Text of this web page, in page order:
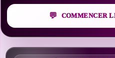
COMMENCER